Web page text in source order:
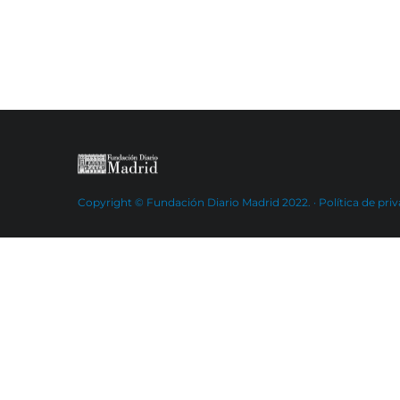
Copyright © Fundación Diario Madrid 2022. · Política de